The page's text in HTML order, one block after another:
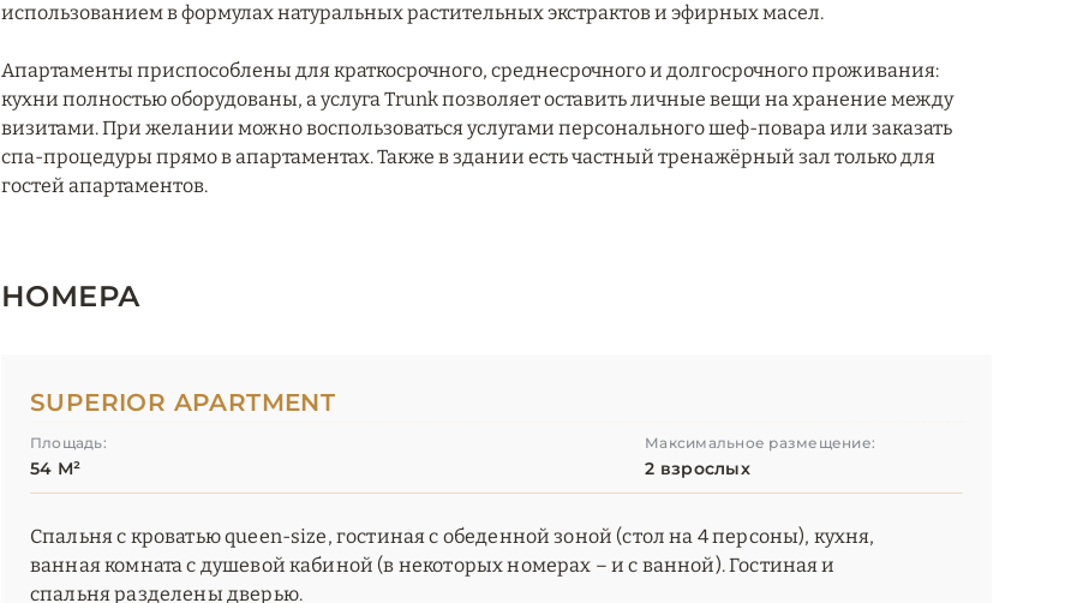
использованием в формулах натуральных растительных экстрактов и эфирных масел.
Апартаменты приспособлены для краткосрочного, среднесрочного и долгосрочного проживания:
кухни полностью оборудованы, а услуга Trunk позволяет оставить личные вещи на хранение между
визитами. При желании можно воспользоваться услугами персонального шеф-повара или заказать
спа-процедуры прямо в апартаментах. Также в здании есть частный тренажёрный зал только для
гостей апартаментов.
НОМЕРА
SUPERIOR APARTMENT
Площадь:
54 М²
Максимальное размещение:
2 взрослых
Спальня с кроватью queen-size, гостиная с обеденной зоной (стол на 4 персоны), кухня,
ванная комната с душевой кабиной (в некоторых номерах – и с ванной). Гостиная и
спальня разделены дверью.